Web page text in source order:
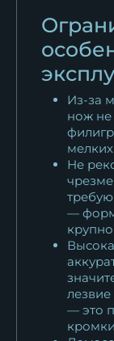
Из-за
нож не
Не
—
— это